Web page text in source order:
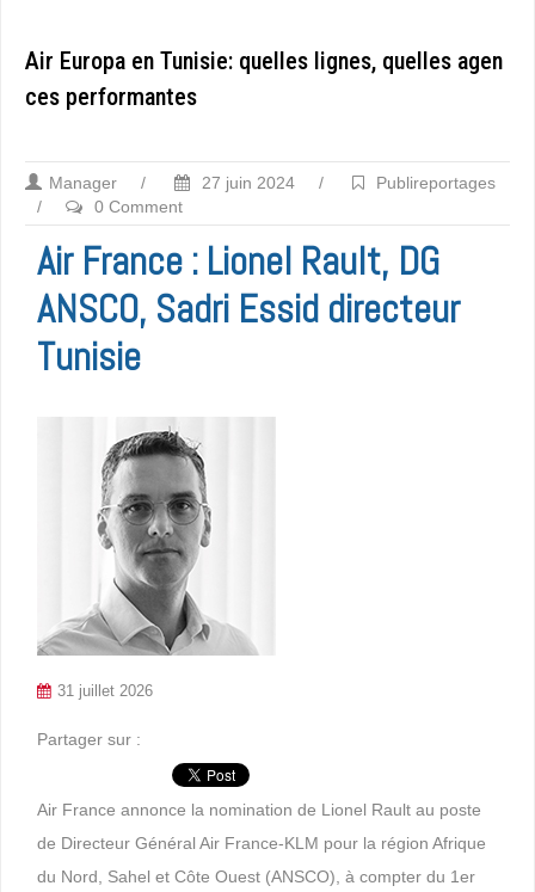
Air Europa en Tunisie: quelles lignes, quelles agen
ces performantes
Manager / 27 juin 2024 /
Publireportages
/
0 Comment
Air France : Lionel Rault, DG
ANSCO, Sadri Essid directeur
Tunisie
31 juillet 2026
Partager sur :
Air France annonce la nomination de Lionel Rault au poste
de Directeur Général Air France-KLM pour la région Afrique
du Nord, Sahel et Côte Ouest (ANSCO), à compter du 1er